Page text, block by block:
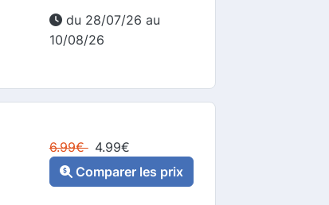
du 28/07/26 au
10/08/26
6.99€ 4.99€
Comparer les prix